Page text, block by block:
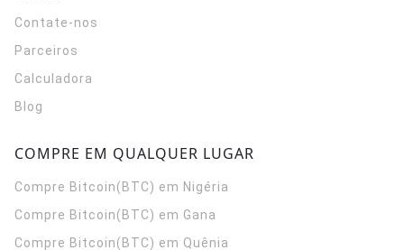
Contate-nos
Parceiros
Calculadora
Blog
COMPRE EM QUALQUER LUGAR
Compre Bitcoin(BTC) em Nigéria
Compre Bitcoin(BTC) em Gana
Compre Bitcoin(BTC) em Quênia